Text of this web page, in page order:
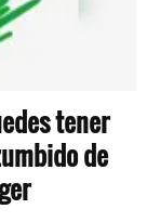
tener
de